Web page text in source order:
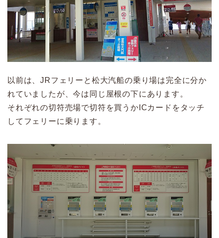
以前は、JRフェリーと松大汽船の乗り場は完全に分か
れていましたが、今は同じ屋根の下にあります。
それぞれの切符売場で切符を買うかICカードをタッチ
してフェリーに乗ります。